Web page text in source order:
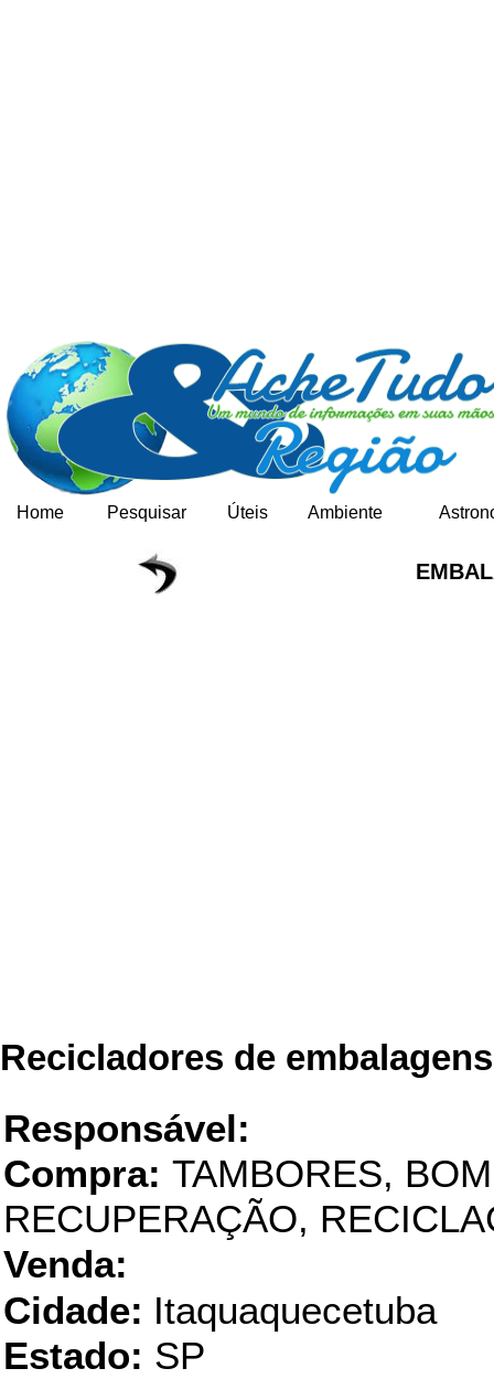
Home Pesquisar Úteis Ambiente
Recicladores de embalagens
Responsável:
Compra: TAMBORES,
RECUPERAÇÃO,
Venda:
Cidade: Itaquaquecetuba
Estado: SP